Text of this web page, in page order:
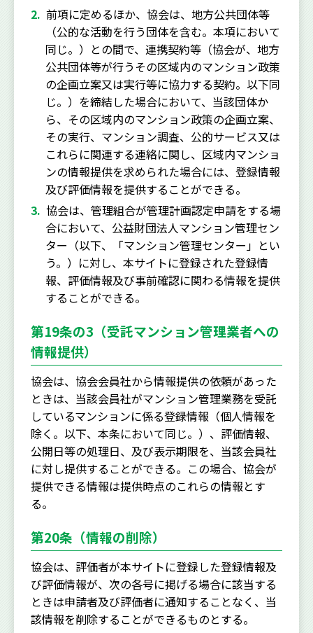
前項に定めるほか、協会は、地方公共団体等
（公的な活動を行う団体を含む。本項において
同じ。）との間で、連携契約等（協会が、地方
公共団体等が行うその区域内のマンション政策
の企画立案又は実行等に協力する契約。以下同
じ。）を締結した場合において、当該団体か
ら、その区域内のマンション政策の企画立案、
その実行、マンション調査、公的サービス又は
これらに関連する連絡に関し、区域内マンショ
ンの情報提供を求められた場合には、登録情報
及び評価情報を提供することができる。
協会は、管理組合が管理計画認定申請をする場
合において、公益財団法人マンション管理セン
ター（以下、「マンション管理センター」とい
う。）に対し、本サイトに登録された登録情
報、評価情報及び事前確認に関わる情報を提供
することができる。
第19条の3（受託マンション管理業者への
情報提供）
協会は、協会会員社から情報提供の依頼があった
ときは、当該会員社がマンション管理業務を受託
しているマンションに係る登録情報（個人情報を
除く。以下、本条において同じ。）、評価情報、
公開日等の処理日、及び表示期限を、当該会員社
に対し提供することができる。この場合、協会が
提供できる情報は提供時点のこれらの情報とす
る。
第20条（情報の削除）
協会は、評価者が本サイトに登録した登録情報及
び評価情報が、次の各号に掲げる場合に該当する
ときは申請者及び評価者に通知することなく、当
該情報を削除することができるものとする。